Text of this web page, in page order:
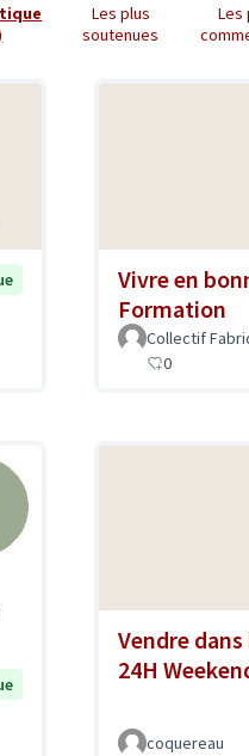
Les plus
soutenues
Les
Vivre en
Formation
Collectif
0
Vendre
24H
coquereau